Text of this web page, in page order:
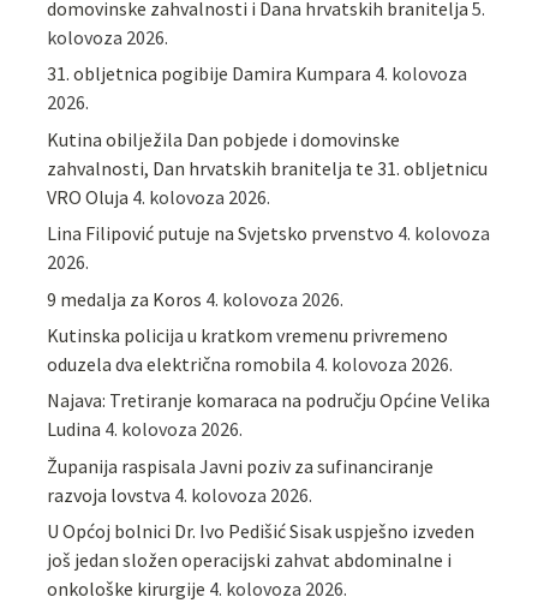
domovinske zahvalnosti i Dana hrvatskih branitelja 5.
kolovoza 2026.
31. obljetnica pogibije Damira Kumpara 4. kolovoza
2026.
Kutina obilježila Dan pobjede i domovinske
zahvalnosti, Dan hrvatskih branitelja te 31. obljetnicu
VRO Oluja 4. kolovoza 2026.
Lina Filipović putuje na Svjetsko prvenstvo 4. kolovoza
2026.
9 medalja za Koros 4. kolovoza 2026.
Kutinska policija u kratkom vremenu privremeno
oduzela dva električna romobila 4. kolovoza 2026.
Najava: Tretiranje komaraca na području Općine Velika
Ludina 4. kolovoza 2026.
Županija raspisala Javni poziv za sufinanciranje
razvoja lovstva 4. kolovoza 2026.
U Općoj bolnici Dr. Ivo Pedišić Sisak uspješno izveden
još jedan složen operacijski zahvat abdominalne i
onkološke kirurgije 4. kolovoza 2026.